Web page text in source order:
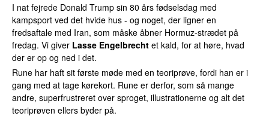
I nat fejrede Donald Trump sin 80 års fødselsdag med
kampsport ved det hvide hus - og noget, der ligner en
fredsaftale med Iran, som måske åbner Hormuz-strædet på
fredag. Vi giver Lasse Engelbrecht et kald, for at høre, hvad
der er op og ned i det.
Rune har haft sit første møde med en teoriprøve, fordi han er i
gang med at tage kørekort. Rune er derfor, som så mange
andre, superfrustreret over sproget, illustrationerne og alt det
teoriprøven ellers byder på.